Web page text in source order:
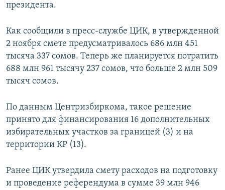
президента.
Как сообщили в пресс-службе ЦИК, в утвержденной
2 ноября смете предусматривалось 686 млн 451
тысяча 337 сомов. Теперь же планируется потратить
688 млн 961 тысячу 237 сомов, что больше 2 млн 509
тысяч сомов.
По данным Центризбиркома, такое решение
принято для финансирования 16 дополнительных
избирательных участков за границей (3) и на
территории КР (13).
Ранее ЦИК утвердила смету расходов на подготовку
и проведение референдума в сумме 39 млн 946